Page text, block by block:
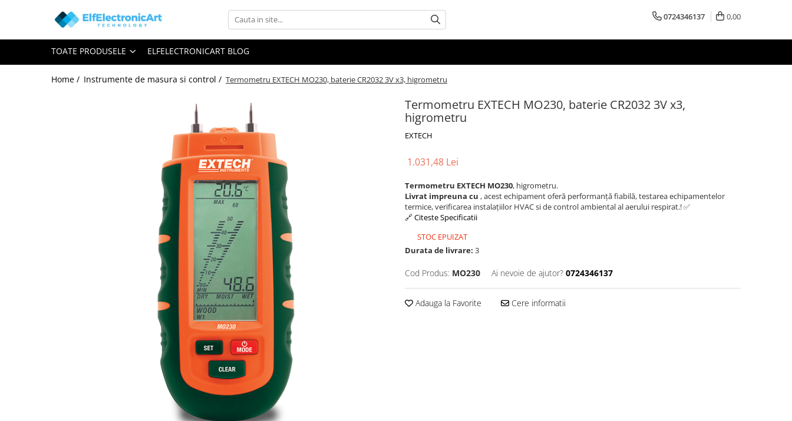
Toate Produsele
Audio
0724346137 0,00
TOATE PRODUSELE ELFELECTRONICART BLOG
Home / Instrumente de masura si control / Termometru EXTECH MO230, baterie CR2032 3V x3, higrometru
Termometru EXTECH MO230, baterie CR2032 3V x3,
higrometru
EXTECH
1.031,48 Lei
Termometru EXTECH MO230, higrometru.
Livrat impreuna cu , acest echipament oferă performanță fiabilă, testarea echipamentelor
termice, verificarea instalațiilor HVAC si de control ambiental al aerului respirat.! ✅
🔗 Citeste Specificatii
STOC EPUIZAT
Durata de livrare: 3
Cod Produs: MO230 Ai nevoie de ajutor? 0724346137
Adauga la Favorite Cere informatii